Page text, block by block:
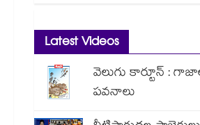
Latest Videos
వెలుగు కార్టూన్ :
పవనాలు